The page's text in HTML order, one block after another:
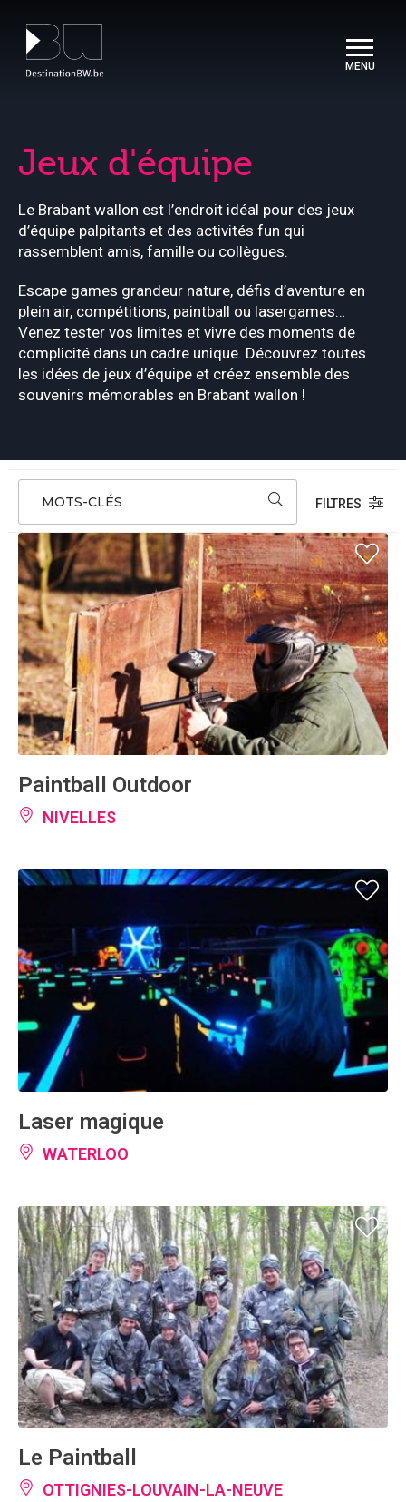
Jeux d'équipe
Le Brabant wallon est l’endroit idéal pour des jeux
d’équipe palpitants et des activités fun qui
rassemblent amis, famille ou collègues.
Escape games grandeur nature, défis d’aventure en
plein air, compétitions, paintball ou lasergames…
Venez tester vos limites et vivre des moments de
complicité dans un cadre unique. Découvrez toutes
les idées de jeux d’équipe et créez ensemble des
souvenirs mémorables en Brabant wallon !
MOTS-CLÉS FILTRES
Paintball Outdoor
NIVELLES
Laser magique
WATERLOO
Le Paintball
OTTIGNIES-LOUVAIN-LA-NEUVE